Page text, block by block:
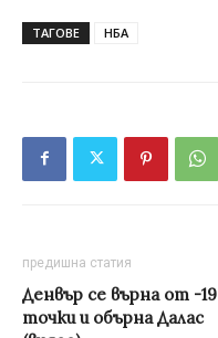
ТАГОВЕ НБА
предишна статия
Денвър се върна от -19
точки и обърна Далас